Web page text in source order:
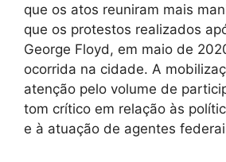
que os atos reuniram mais
que os protestos realizados
George Floyd, em maio de
ocorrida na cidade. A
atenção pelo volume de
tom crítico em relação às
e à atuação de agentes